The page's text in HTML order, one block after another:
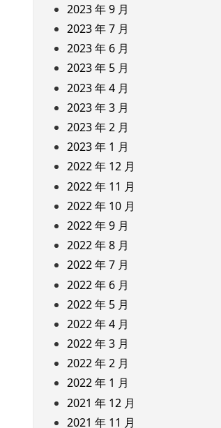
2023 年 9 月
2023 年 7 月
2023 年 6 月
2023 年 5 月
2023 年 4 月
2023 年 3 月
2023 年 2 月
2023 年 1 月
2022 年 12 月
2022 年 11 月
2022 年 10 月
2022 年 9 月
2022 年 8 月
2022 年 7 月
2022 年 6 月
2022 年 5 月
2022 年 4 月
2022 年 3 月
2022 年 2 月
2022 年 1 月
2021 年 12 月
2021 年 11 月